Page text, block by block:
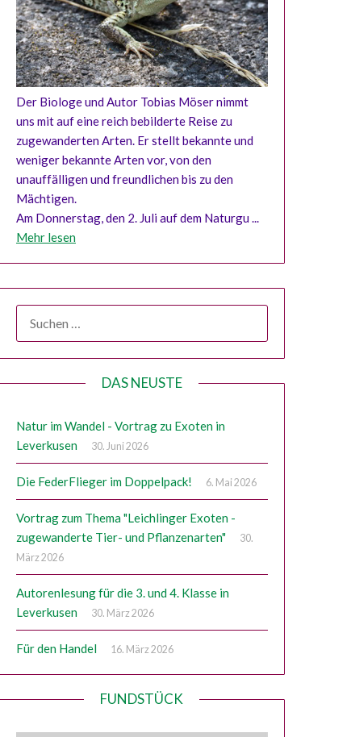
Der Biologe und Autor Tobias Möser nimmt
uns mit auf eine reich bebilderte Reise zu
zugewanderten Arten. Er stellt bekannte und
weniger bekannte Arten vor, von den
unauffälligen und freundlichen bis zu den
Mächtigen.
Am Donnerstag, den 2. Juli auf dem Naturgu ...
Mehr lesen
NACH:
DAS NEUSTE
Natur im Wandel - Vortrag zu Exoten in
Leverkusen
30. Juni 2026
Die FederFlieger im Doppelpack! 6. Mai 2026
Vortrag zum Thema "Leichlinger Exoten -
zugewanderte Tier- und Pflanzenarten"
30.
März 2026
Autorenlesung für die 3. und 4. Klasse in
Leverkusen
30. März 2026
Für den Handel 16. März 2026
FUNDSTÜCK